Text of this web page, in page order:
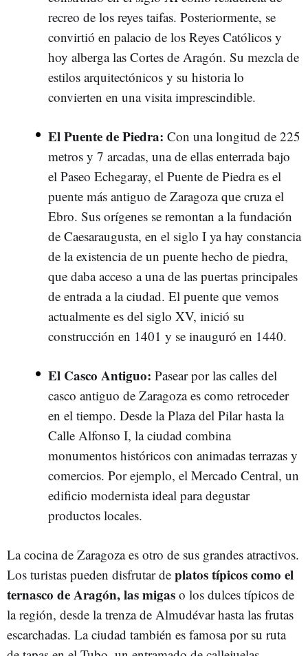
recreo de los reyes taifas. Posteriormente, se
convirtió en palacio de los Reyes Católicos y
hoy alberga las Cortes de Aragón. Su mezcla de
estilos arquitectónicos y su historia lo
convierten en una visita imprescindible.
El Puente de Piedra: Con una longitud de 225
metros y 7 arcadas, una de ellas enterrada bajo
el Paseo Echegaray, el Puente de Piedra es el
puente más antiguo de Zaragoza que cruza el
Ebro. Sus orígenes se remontan a la fundación
de Caesaraugusta, en el siglo I ya hay constancia
de la existencia de un puente hecho de piedra,
que daba acceso a una de las puertas principales
de entrada a la ciudad. El puente que vemos
actualmente es del siglo XV, inició su
construcción en 1401 y se inauguró en 1440.
El Casco Antiguo: Pasear por las calles del
casco antiguo de Zaragoza es como retroceder
en el tiempo. Desde la Plaza del Pilar hasta la
Calle Alfonso I, la ciudad combina
monumentos históricos con animadas terrazas y
comercios. Por ejemplo, el Mercado Central, un
edificio modernista ideal para degustar
productos locales.
La cocina de Zaragoza es otro de sus grandes atractivos.
Los turistas pueden disfrutar de platos típicos como el
ternasco de Aragón, las migas o los dulces típicos de
la región, desde la trenza de Almudévar hasta las frutas
escarchadas. La ciudad también es famosa por su ruta